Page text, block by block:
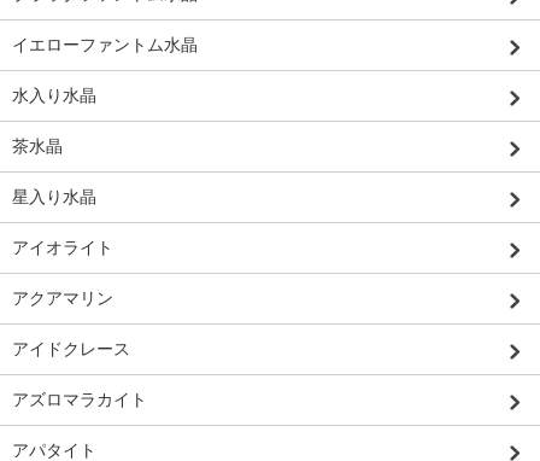
イエローファントム水晶
水入り水晶
茶水晶
星入り水晶
アイオライト
アクアマリン
アイドクレース
アズロマラカイト
アパタイト